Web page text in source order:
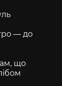
— до
що